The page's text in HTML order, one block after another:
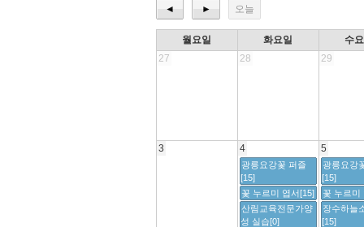
◄ ► 오늘
월요일 화요일
수
27
28 29
3 4 5
광릉요강꽃 퍼즐
[15]
광릉요강
[15]
꽃 누르미 엽서[15]
꽃 누르미
산림교육전문가양
성 실습[0]
장수하늘
[15]